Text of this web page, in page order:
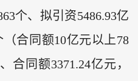
个、拟引资5486.93亿
合同额10亿元以上78
合同额3371.24亿元，